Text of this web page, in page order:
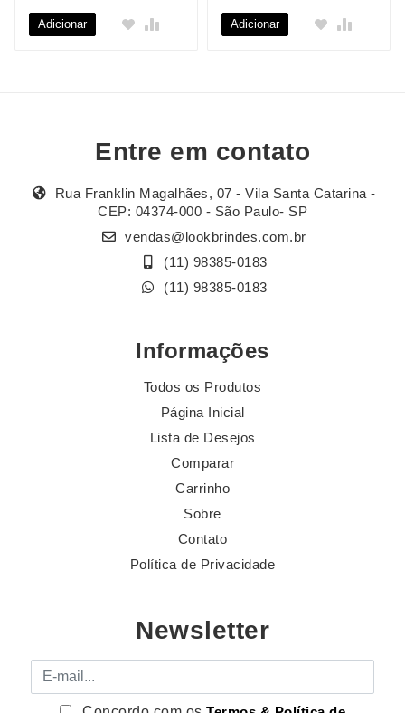
Adicionar Adicionar
Entre em contato
Rua Franklin Magalhães, 07 - Vila Santa Catarina -
CEP: 04374-000 - São Paulo- SP
vendas@lookbrindes.com.br
(11) 98385-0183
(11) 98385-0183
Informações
Todos os Produtos
Página Inicial
Lista de Desejos
Comparar
Carrinho
Sobre
Contato
Política de Privacidade
Newsletter
E-mail